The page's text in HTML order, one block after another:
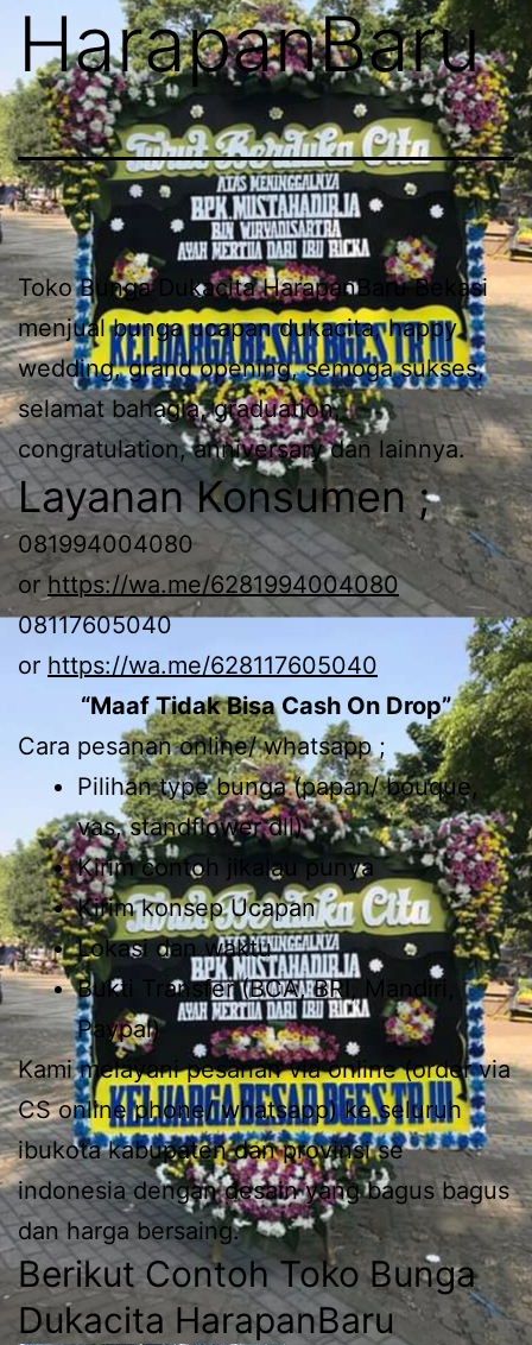
HarapanBaru
Toko Bunga Dukacita HarapanBaru Bekasi
menjual bunga ucapan dukacita, happy
wedding, grand opening, semoga sukses,
selamat bahagia, graduation,
congratulation, anniversary dan lainnya.
Layanan Konsumen ;
081994004080
orhttps://wa.me/6281994004080
08117605040
or https://wa.me/628117605040
“Maaf Tidak Bisa Cash On Drop”
Cara pesanan online/ whatsapp ;
Pilihan type bunga (papan/ bouque,
vas, standflower dll)
Kirim contoh jikalau punya
Kirim konsep Ucapan
Lokasi dan waktu
Bukti Transfer (BCA, BRI, Mandiri,
Paypal)
Kami melayani pesanan via online (order via
CS online phone/ whatsapp) ke seluruh
ibukota kabupaten dan provinsi se
indonesia dengan desain yang bagus bagus
dan harga bersaing.
Berikut Contoh Toko Bunga
Dukacita HarapanBaru